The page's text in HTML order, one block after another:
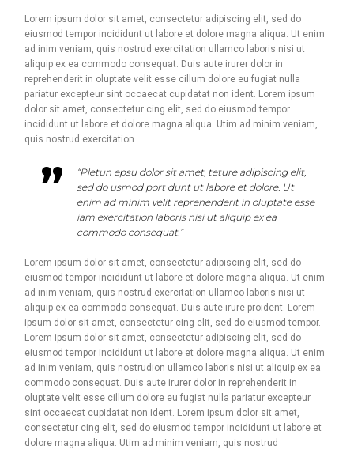
Lorem ipsum dolor sit amet, consectetur adipiscing elit, sed do
eiusmod tempor incididunt ut labore et dolore magna aliqua. Ut enim
ad inim veniam, quis nostrud exercitation ullamco laboris nisi ut
aliquip ex ea commodo consequat. Duis aute irurer dolor in
reprehenderit in oluptate velit esse cillum dolore eu fugiat nulla
pariatur excepteur sint occaecat cupidatat non ident. Lorem ipsum
dolor sit amet, consectetur cing elit, sed do eiusmod tempor
incididunt ut labore et dolore magna aliqua. Utim ad minim veniam,
quis nostrud exercitation.
“Pletun epsu dolor sit amet, teture adipiscing elit,
sed do usmod port dunt ut labore et dolore. Ut
enim ad minim velit reprehenderit in oluptate esse
iam exercitation laboris nisi ut aliquip ex ea
commodo consequat.”
Lorem ipsum dolor sit amet, consectetur adipiscing elit, sed do
eiusmod tempor incididunt ut labore et dolore magna aliqua. Ut enim
ad inim veniam, quis nostrud exercitation ullamco laboris nisi ut
aliquip ex ea commodo consequat. Duis aute irure proident. Lorem
ipsum dolor sit amet, consectetur cing elit, sed do eiusmod tempor.
Lorem ipsum dolor sit amet, consectetur adipiscing elit, sed do
eiusmod tempor incididunt ut labore et dolore magna aliqua. Ut enim
ad inim veniam, quis nostrudion ullamco laboris nisi ut aliquip ex ea
commodo consequat. Duis aute irurer dolor in reprehenderit in
oluptate velit esse cillum dolore eu fugiat nulla pariatur excepteur
sint occaecat cupidatat non ident. Lorem ipsum dolor sit amet,
consectetur cing elit, sed do eiusmod tempor incididunt ut labore et
dolore magna aliqua. Utim ad minim veniam, quis nostrud